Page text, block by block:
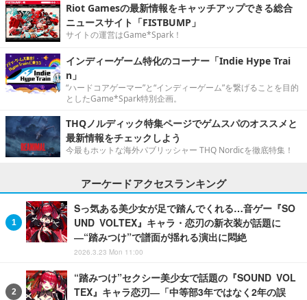
Riot Gamesの最新情報をキャッチアップできる総合
ニュースサイト「FISTBUMP」
サイトの運営はGame*Spark！
インディーゲーム特化のコーナー「Indie Hype Trai
n」
“ハードコアゲーマー”と“インディーゲーム”を繋げることを目的
としたGame*Spark特別企画。
THQノルディック特集ページでゲムスパのオススメと
最新情報をチェックしよう
今最もホットな海外パブリッシャー THQ Nordicを徹底特集！
アーケードアクセスランキング
Sっ気ある美少女が足で踏んでくれる…音ゲー『SO
UND VOLTEX』キャラ・恋刃の新衣装が話題に
―“踏みつけ”で譜面が揺れる演出に悶絶
2026.3.23 Mon 11:00
“踏みつけ”セクシー美少女で話題の『SOUND VOL
TEX』キャラ恋刃―「中等部3年ではなく2年の誤